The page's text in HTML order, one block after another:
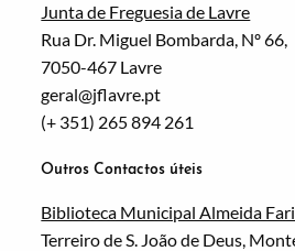
Junta de Freguesia de Lavre
Rua Dr. Miguel Bombarda, Nº 66,
7050-467 Lavre
geral@jflavre.pt
(+ 351) 265 894 261
Outros Contactos úteis
Biblioteca Municipal Almeida
Terreiro de S. João de Deus,